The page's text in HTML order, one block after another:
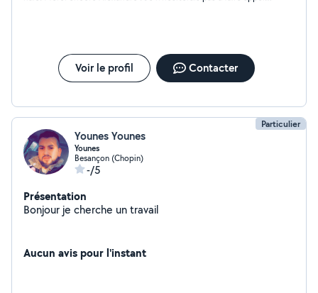
Voir le profil Contacter
Particulier
Younes Younes
Younes
Besançon (Chopin)
-/5
Présentation
Bonjour je cherche un travail
Aucun avis pour l'instant